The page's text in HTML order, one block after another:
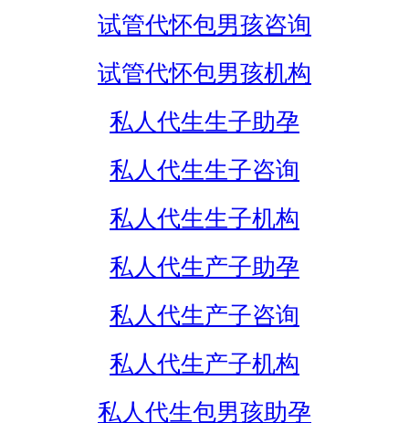
试管代怀包男孩咨询
试管代怀包男孩机构
私人代生生子助孕
私人代生生子咨询
私人代生生子机构
私人代生产子助孕
私人代生产子咨询
私人代生产子机构
私人代生包男孩助孕